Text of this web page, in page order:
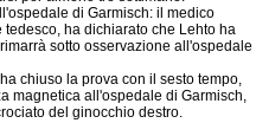
di Garmisch: il medico
ha dichiarato che Lehto ha
sotto osservazione all'ospedale
chiuso la prova con il sesto tempo,
magnetica all'ospedale di Garmisch,
del ginocchio destro.